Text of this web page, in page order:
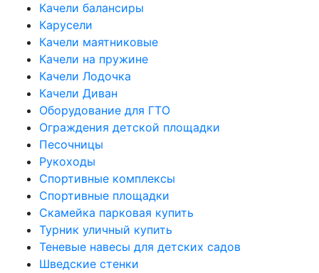
Качели балансиры
Карусели
Качели маятниковые
Качели на пружине
Качели Лодочка
Качели Диван
Оборудование для ГТО
Ограждения детской площадки
Песочницы
Рукоходы
Спортивные комплексы
Спортивные площадки
Скамейка парковая купить
Турник уличный купить
Теневые навесы для детских садов
Шведские стенки